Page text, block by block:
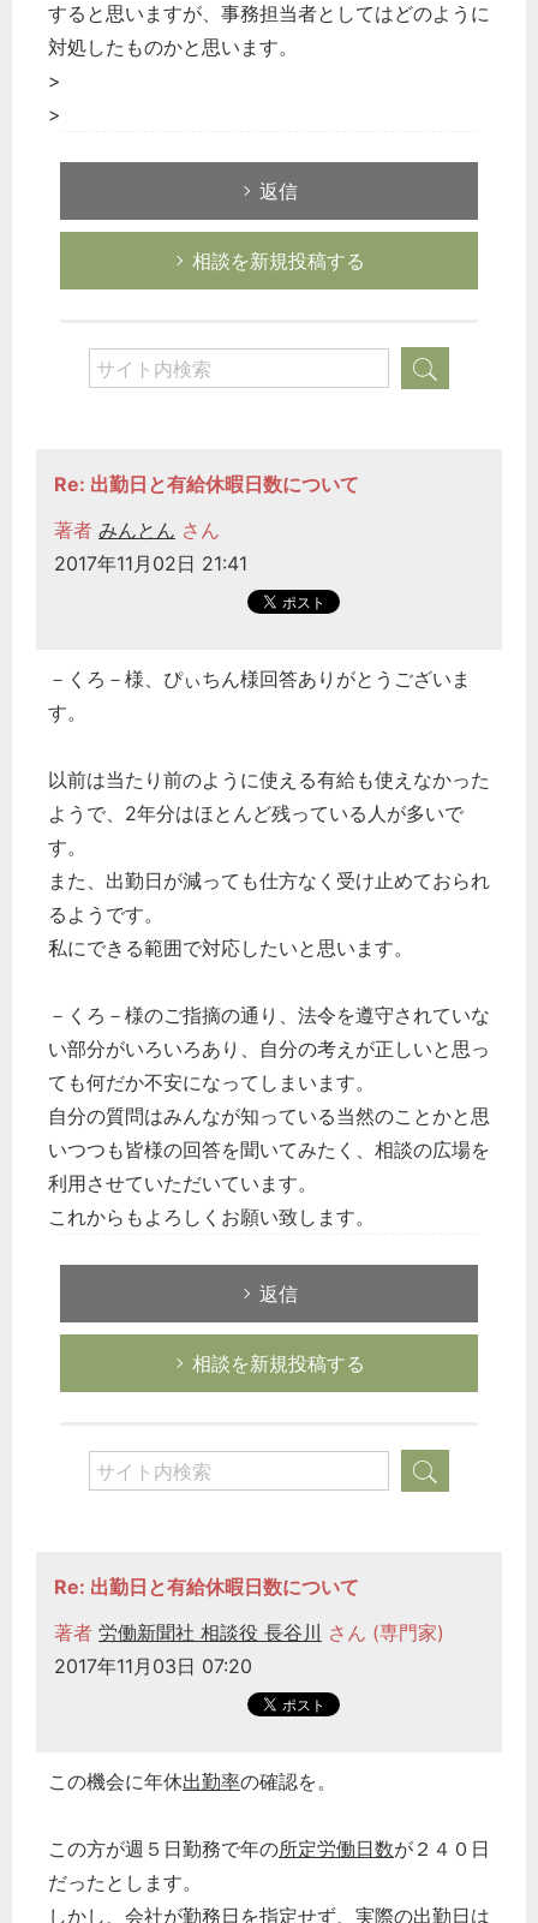
すると思いますが、事務担当者としてはどのように
対処したものかと思います。
>
>
返信
相談を新規投稿する
Re: 出勤日と有給休暇日数について
著者 みんとん さん
2017年11月02日 21:41
－くろ－様、ぴぃちん様回答ありがとうございま
す。
以前は当たり前のように使える有給も使えなかった
ようで、2年分はほとんど残っている人が多いで
す。
また、出勤日が減っても仕方なく受け止めておられ
るようです。
私にできる範囲で対応したいと思います。
－くろ－様のご指摘の通り、法令を遵守されていな
い部分がいろいろあり、自分の考えが正しいと思っ
ても何だか不安になってしまいます。
自分の質問はみんなが知っている当然のことかと思
いつつも皆様の回答を聞いてみたく、相談の広場を
利用させていただいています。
これからもよろしくお願い致します。
返信
相談を新規投稿する
Re: 出勤日と有給休暇日数について
著者 労働新聞社 相談役 長谷川
さん (専門家)
2017年11月03日 07:20
この機会に年休出勤率の確認を。
この方が週５日勤務で年の所定労働日数が２４０日
だったとします。
しかし、会社が勤務日を指定せず、実際の出勤日は